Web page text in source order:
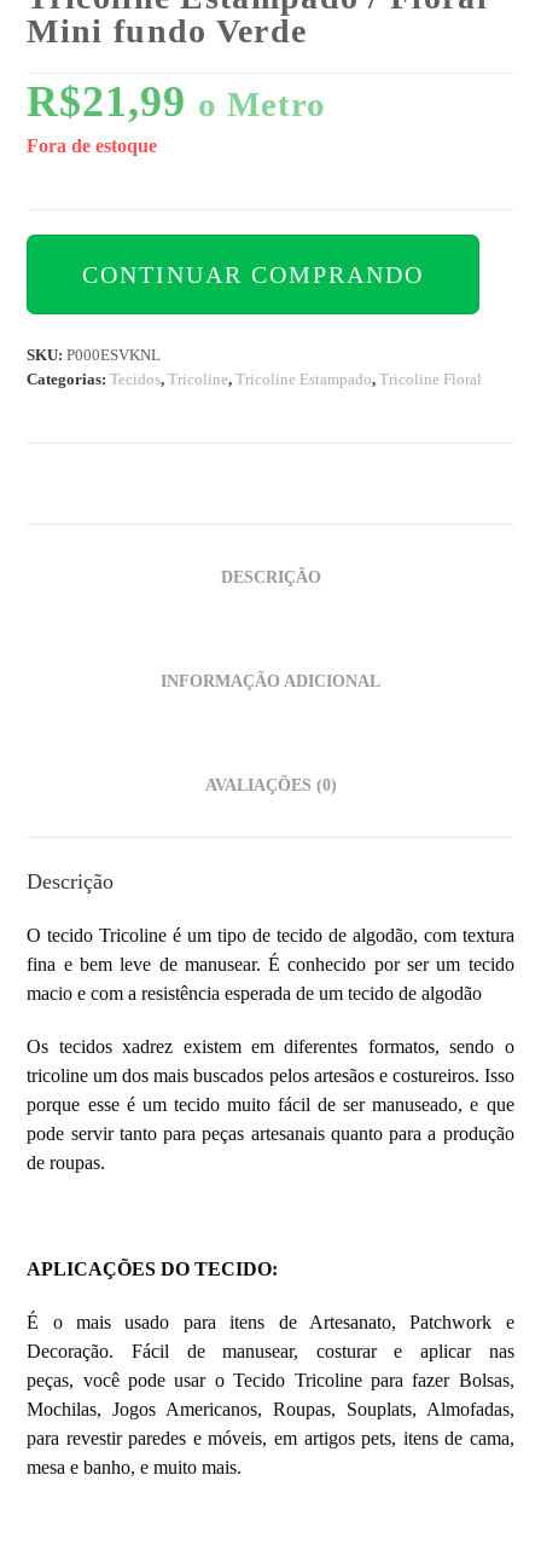
Mini fundo Verde
R$21,99 o Metro
Fora de estoque
CONTINUAR COMPRANDO
SKU:P000ESVKNL
Categorias:Tecidos,Tricoline,Tricoline Estampado,Tricoline Floral
DESCRIÇÃO
INFORMAÇÃO ADICIONAL
AVALIAÇÕES (0)
Descrição
O tecido Tricoline é um tipo de tecido de algodão, com textura
fina e bem leve de manusear. É conhecido por ser um tecido
macio e com a resistência esperada de um tecido de algodão
Os tecidos xadrez existem em diferentes formatos, sendo o
tricoline um dos mais buscados pelos artesãos e costureiros. Isso
porque esse é um tecido muito fácil de ser manuseado, e que
pode servir tanto para peças artesanais quanto para a produção
de roupas.
APLICAÇÕES DO TECIDO:
É o mais usado para itens de Artesanato, Patchwork e
Decoração. Fácil de manusear, costurar e aplicar nas
peças, você pode usar o Tecido Tricoline para fazer Bolsas,
Mochilas, Jogos Americanos, Roupas, Souplats, Almofadas,
para revestir paredes e móveis, em artigos pets, itens de cama,
mesa e banho, e muito mais.